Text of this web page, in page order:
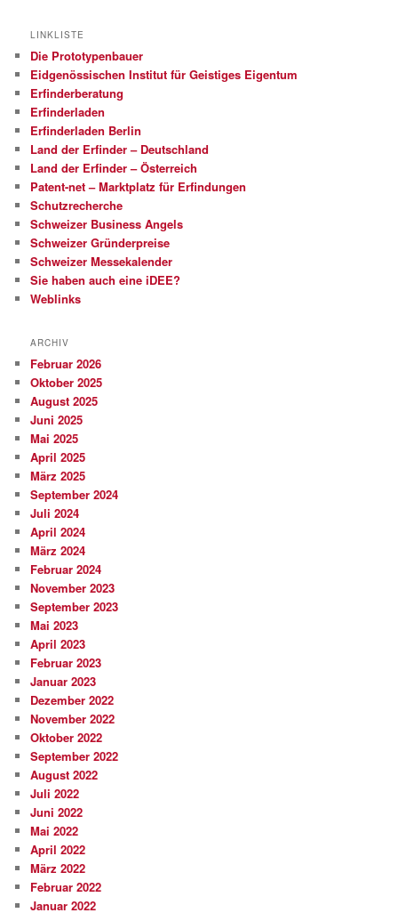
LINKLISTE
Die Prototypenbauer
Eidgenössischen Institut für Geistiges Eigentum
Erfinderberatung
Erfinderladen
Erfinderladen Berlin
Land der Erfinder – Deutschland
Land der Erfinder – Österreich
Patent-net – Marktplatz für Erfindungen
Schutzrecherche
Schweizer Business Angels
Schweizer Gründerpreise
Schweizer Messekalender
Sie haben auch eine iDEE?
Weblinks
ARCHIV
Februar 2026
Oktober 2025
August 2025
Juni 2025
Mai 2025
April 2025
März 2025
September 2024
Juli 2024
April 2024
März 2024
Februar 2024
November 2023
September 2023
Mai 2023
April 2023
Februar 2023
Januar 2023
Dezember 2022
November 2022
Oktober 2022
September 2022
August 2022
Juli 2022
Juni 2022
Mai 2022
April 2022
März 2022
Februar 2022
Januar 2022